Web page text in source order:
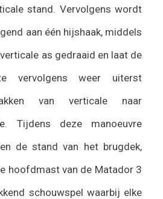
stand. Vervolgens wordt
aan één hijshaak, middels
as gedraaid en laat de
vervolgens weer uiterst
van verticale naar
Tijdens deze manoeuvre
de stand van het brugdek,
hoofdmast van de Matador 3
schouwspel waarbij elke